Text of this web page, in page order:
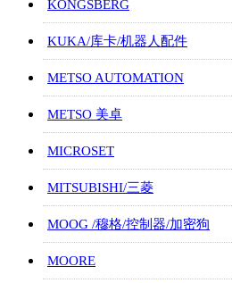
KONGSBERG
KUKA/库卡/机器人配件
METSO AUTOMATION
METSO 美卓
MICROSET
MITSUBISHI/三菱
MOOG /穆格/控制器/加密狗
MOORE